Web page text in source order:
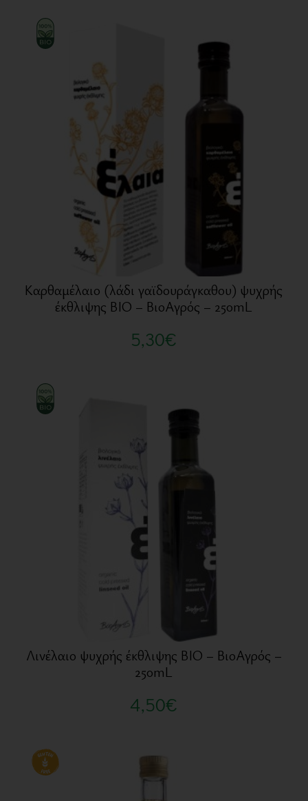
Καρθαμέλαιο (λάδι γαϊδουράγκαθου) ψυχρής
έκθλιψης BIO – ΒιοΑγρός – 250mL
5,30€
Λινέλαιο ψυχρής έκθλιψης BIO – ΒιοΑγρός –
250mL
4,50€